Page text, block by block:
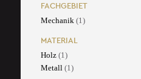
FACHGEBIET
Mechanik (1)
MATERIAL
Holz (1)
Metall (1)